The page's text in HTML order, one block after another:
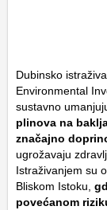
Dubinsko
Environmental
sustavno
plinova na
značajno
ugrožavaju
Istraživanjem su
Bliskom Istoku,
povećanom